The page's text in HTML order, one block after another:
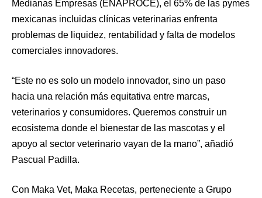
Medianas Empresas (ENAPROCE), el 65% de las pymes
mexicanas incluidas clínicas veterinarias enfrenta
problemas de liquidez, rentabilidad y falta de modelos
comerciales innovadores.
“Este no es solo un modelo innovador, sino un paso
hacia una relación más equitativa entre marcas,
veterinarios y consumidores. Queremos construir un
ecosistema donde el bienestar de las mascotas y el
apoyo al sector veterinario vayan de la mano”, añadió
Pascual Padilla.
Con Maka Vet, Maka Recetas, perteneciente a Grupo